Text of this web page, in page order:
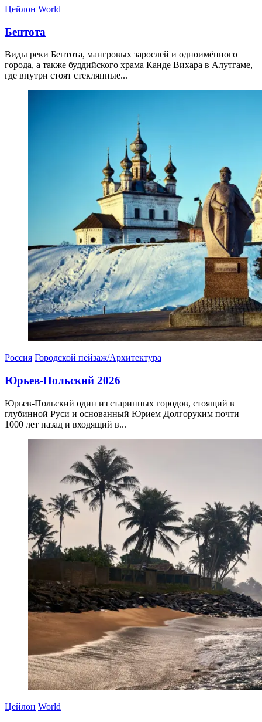
Цейлон World
Бентота
Виды реки Бентота, мангровых зарослей и одноимённого
города, а также буддийского храма Канде Вихара в Алутгаме,
где внутри стоят стеклянные...
Россия Городской пейзаж/Архитектура
Юрьев-Польский 2026
Юрьев-Польский один из старинных городов, стоящий в
глубинной Руси и основанный Юрием Долгоруким почти
1000 лет назад и входящий в...
Цейлон World